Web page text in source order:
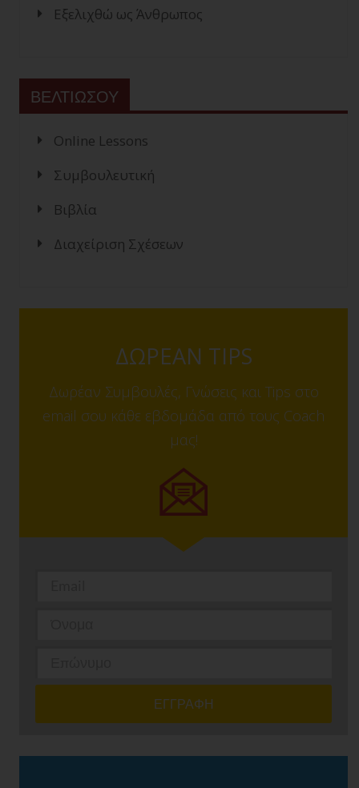
Εξελιχθώ ως Άνθρωπος
ΒΕΛΤΙΩΣΟΥ
Online Lessons
Συμβουλευτική
Βιβλία
Διαχείριση Σχέσεων
ΔΩΡΕΑΝ TIPS
Δωρέαν Συμβουλές, Γνώσεις και Tips στο
email σου κάθε εβδομάδα από τους Coach
μας!